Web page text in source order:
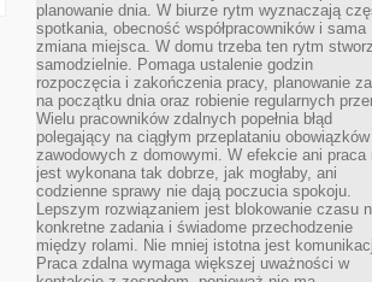
planowanie dnia. W biurze rytm wyznaczają
spotkania, obecność współpracowników i sama
zmiana miejsca. W domu trzeba ten rytm
samodzielnie. Pomaga ustalenie godzin
rozpoczęcia i zakończenia pracy, planowanie
na początku dnia oraz robienie regularnych
Wielu pracowników zdalnych popełnia błąd
polegający na ciągłym przeplataniu obowiązków
zawodowych z domowymi. W efekcie ani praca
jest wykonana tak dobrze, jak mogłaby, ani
codzienne sprawy nie dają poczucia spokoju.
Lepszym rozwiązaniem jest blokowanie czasu
konkretne zadania i świadome przechodzenie
między rolami. Nie mniej istotna jest
Praca zdalna wymaga większej uważności w